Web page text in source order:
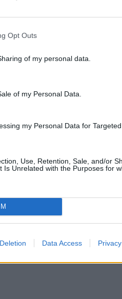
Opt Outs
of my personal data.
of my Personal Data.
my Personal Data for Targeted
Use, Retention, Sale, and/or
Is Unrelated with the Purposes for
Data Access